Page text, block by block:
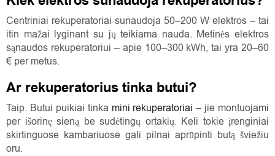
Centriniai rekuperatoriai sunaudoja 50–200 W elektros – tai
itin mažai lyginant su jų teikiama nauda. Metinės elektros
sąnaudos rekuperatoriui – apie 100–300 kWh, tai yra 20–60
€ per metus.
Ar rekuperatorius tinka butui?
Taip. Butui puikiai tinka mini rekuperatoriai – jie montuojami
per išorinę sieną be sudėtingų ortakių. Keli tokie įrenginiai
skirtinguose kambariuose gali pilnai aprūpinti butą šviežiu
oru.